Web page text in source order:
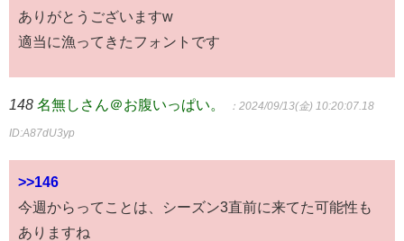
ありがとうございますw
適当に漁ってきたフォントです
148 名無しさん＠お腹いっぱい。 ：2024/09/13(金) 10:20:07.18
ID:A87dU3yp
>>146
今週からってことは、シーズン3直前に来てた可能性も
ありますね